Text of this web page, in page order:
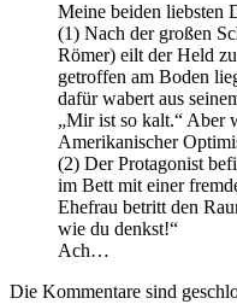
Meine beiden liebsten
(1) Nach der großen
Römer) eilt der Held
getroffen am Boden
dafür wabert aus
„Mir ist so kalt.“ Aber
Amerikanischer
(2) Der Protagonist
im Bett mit einer
Ehefrau betritt den
wie du denkst!“
Ach…
Die Kommentare sind